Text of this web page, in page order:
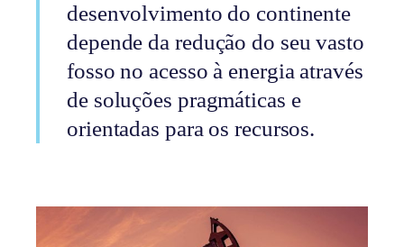
desenvolvimento do continente
depende da redução do seu vasto
fosso no acesso à energia através
de soluções pragmáticas e
orientadas para os recursos.